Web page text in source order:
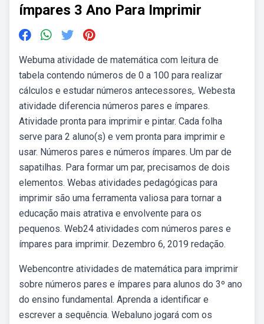
ímpares 3 Ano Para Imprimir
Webuma atividade de matemática com leitura de
tabela contendo números de 0 a 100 para realizar
cálculos e estudar números antecessores,. Webesta
atividade diferencia números pares e ímpares.
Atividade pronta para imprimir e pintar. Cada folha
serve para 2 aluno(s) e vem pronta para imprimir e
usar. Números pares e números ímpares. Um par de
sapatilhas. Para formar um par, precisamos de dois
elementos. Webas atividades pedagógicas para
imprimir são uma ferramenta valiosa para tornar a
educação mais atrativa e envolvente para os
pequenos. Web24 atividades com números pares e
ímpares para imprimir. Dezembro 6, 2019 redação.
Webencontre atividades de matemática para imprimir
sobre números pares e ímpares para alunos do 3º ano
do ensino fundamental. Aprenda a identificar e
escrever a sequência. Webaluno jogará com os